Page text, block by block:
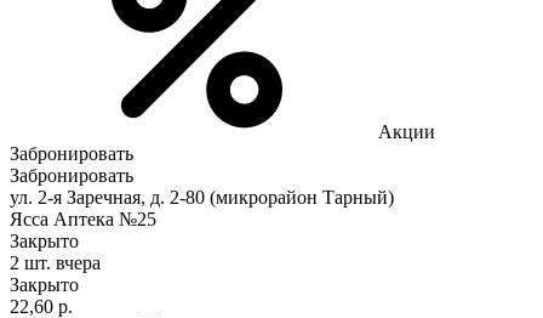
Акции
Забронировать
Забронировать
ул. 2-я Заречная, д. 2-80 (микрорайон Тарный)
Ясса Аптека №25
Закрыто
2 шт. вчера
Закрыто
22,60 р.